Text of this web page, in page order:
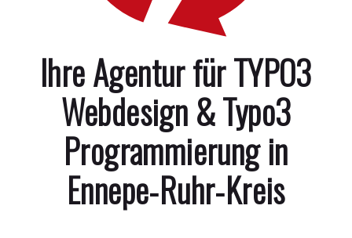
Ihre Agentur für TYPO3
Webdesign & Typo3
Programmierung in
Ennepe-Ruhr-Kreis